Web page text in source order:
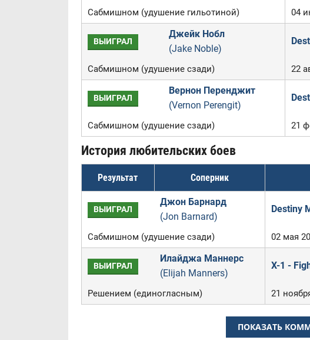
Сабмишном (удушение гильотиной) 04
ВЫИГРАЛ
Джейк Нобл
(Jake Noble)
Сабмишном (удушение сзади) 22
ВЫИГРАЛ
Вернон Перенджит
(Vernon Perengit)
Сабмишном (удушение сзади) 21
История любительских боев
Результат Соперник
ВЫИГРАЛ
Джон Барнард
(Jon Barnard)
Destiny
Сабмишном (удушение сзади) 02 мая
ВЫИГРАЛ
Илайджа Маннерс
(Elijah Manners)
X-1 -
Решением (единогласным) 21
ПОКАЗАТЬ